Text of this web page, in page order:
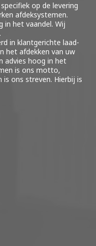
op de levering
afdeksystemen.
in het vaandel. Wij
in klantgerichte laad-
het afdekken van uw
advies hoog in het
is ons motto,
ons streven. Hierbij is